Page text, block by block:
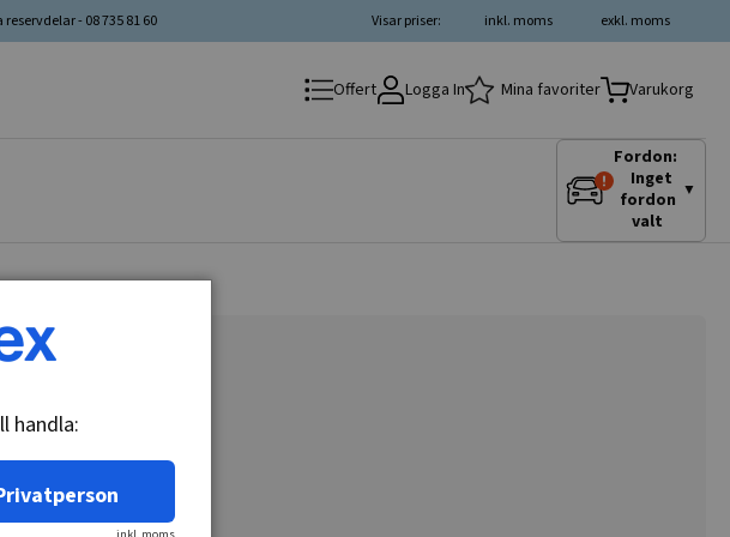
- 08 735 81 60 exkl. moms
inkl. moms
Visar priser:
Offert Logga In Mina favoriter Varukorg
Fordon:
Inget
fordon
valt
▼
handla: